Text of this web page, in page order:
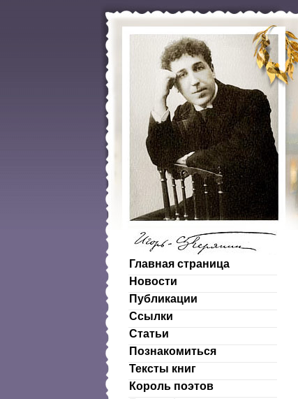
Главная страница
Новости
Публикации
Ссылки
Статьи
Познакомиться
Тексты книг
Король поэтов